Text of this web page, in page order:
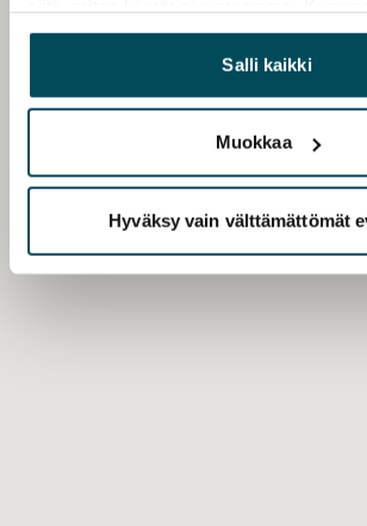
yhdistää näitä tietoja muihin tietoihin,
heille tai joita on kerätty, kun olet
palvelujaan.
Salli kaikki
Muokkaa
Hyväksy vain välttämättömät